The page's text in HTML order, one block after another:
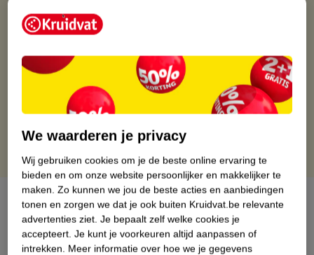
Kruidvat is altijd voordelig
Op werkdagen voor 22:00 uur besteld, volgende dag in huis
Gratis thuisbezorgd vanaf 50.00
Gratis retourneren binnen 30 dagen
Gratis punten met je Kruidvat kaart
Over dit product
Productinformatie
We waarderen je privacy
Wij gebruiken cookies om je de beste online ervaring te
bieden en om onze website persoonlijker en makkelijker te
maken. Zo kunnen we jou de beste acties en aanbiedingen
tonen en zorgen we dat je ook buiten Kruidvat.be relevante
advertenties ziet. Je bepaalt zelf welke cookies je
accepteert. Je kunt je voorkeuren altijd aanpassen of
intrekken. Meer informatie over hoe we je gegevens